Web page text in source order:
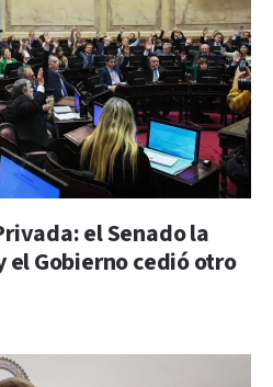
el Senado la
el Gobierno cedió otro